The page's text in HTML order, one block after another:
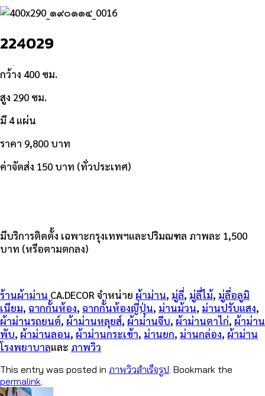
224029
กว้าง 400 ซม.
สูง 290 ซม.
มี 4 แผ่น
ราคา 9,800 บาท
ค่าจัดส่ง 150 บาท (ทั่วประเทศ)
มีบริการติดตั้ง เฉพาะกรุงเทพฯและปริมณฑล ภาพละ 1,500
บาท (หรือตามตกลง)
ร้านผ้าม่าน CA.DECOR จำหน่าย ผ้าม่าน, มู่ลี่, มู่ลี่ไม้, มู่ลี่อลูมิ
เนียม, ฉากกั้นห้อง, ฉากกั้นห้องญี่ปุ่น, ม่านม้วน, ม่านปรับแสง,
ผ้าม่านรถยนต์, ผ้าม่านหลุยส์, ผ้าม่านจีบ, ผ้าม่านตาไก่, ผ้าม่าน
พับ, ผ้าม่านลอน, ผ้าม่านกระเช้า, ม่านยก, ม่านกล่อง, ผ้าม่าน
โรงพยาบาลและ ภาพวิว
This entry was posted in ภาพวิวสำเร็จรูป. Bookmark the
permalink.